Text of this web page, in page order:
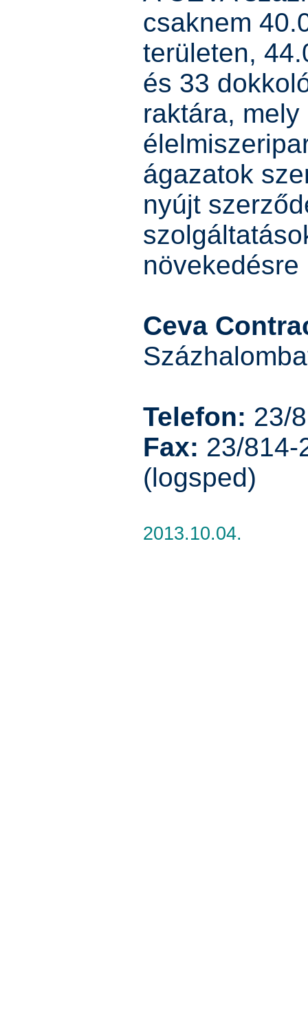
csaknem
területen,
és 33
raktára,
ágazatok
nyújt
Ceva
Telefon: 23/
Fax: 23/814-
(logsped)
2013.10.04.